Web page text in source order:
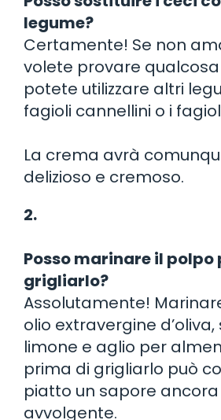
legume?
Certamente! Se non
volete provare
potete utilizzare altri
fagioli cannellini o i
La crema avrà
delizioso e cremoso.
2.
Posso marinare il polpo
grigliarlo?
Assolutamente!
olio extravergine d’oliva,
limone e aglio per
prima di grigliarlo può
piatto un sapore
avvolgente.